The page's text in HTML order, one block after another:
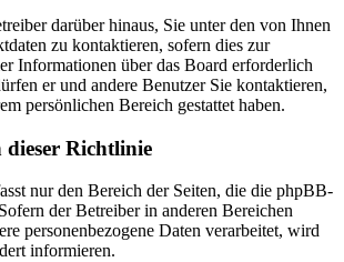
darüber hinaus, Sie unter den von Ihnen
zu kontaktieren, sofern dies zur
Informationen über das Board erforderlich
er und andere Benutzer Sie kontaktieren,
persönlichen Bereich gestattet haben.
dieser Richtlinie
nur den Bereich der Seiten, die die phpBB-
der Betreiber in anderen Bereichen
personenbezogene Daten verarbeitet, wird
informieren.